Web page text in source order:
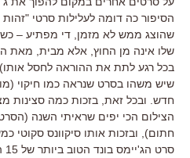
הסיפור כה דומה לעלילות סרטי
שהוצג ממש לא מזמן, די מפתיע –
שלו אינה מן החוץ, אלא מבית, מאת
בכל רגע לתת את ההוראה לחסל
שיש משהו בסרט שנראה כמו חיקוי
חדש. ובכל זאת, בזכות כמה סצינות
הצילום הכי יפים שראיתי השנה
חתום), ובזכות אותו סיקוונס סקוטי